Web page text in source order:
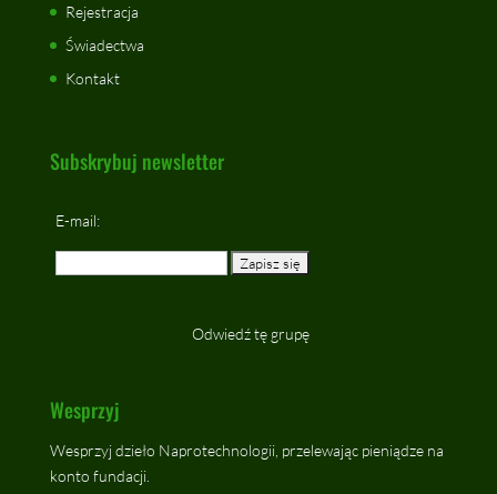
Rejestracja
Świadectwa
Kontakt
Subskrybuj newsletter
E-mail:
Odwiedź tę grupę
Wesprzyj
Wesprzyj dzieło Naprotechnologii, przelewając pieniądze na
konto fundacji.